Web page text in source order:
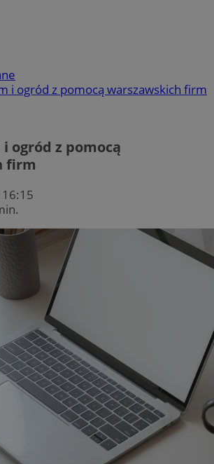
i ogród z pomocą warszawskich firm
ogród z pomocą
firm